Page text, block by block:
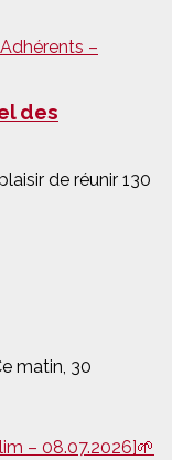
des
de réunir 130
matin, 30